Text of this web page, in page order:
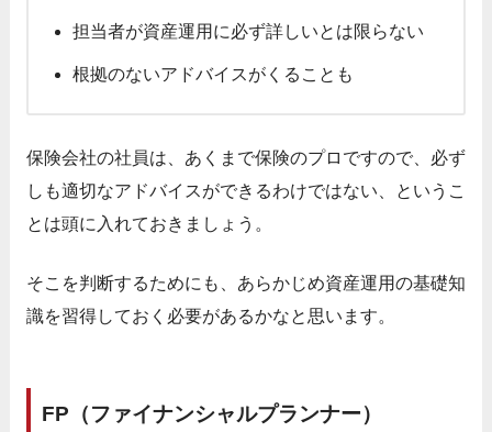
担当者が資産運用に必ず詳しいとは限らない
根拠のないアドバイスがくることも
保険会社の社員は、あくまで保険のプロですので、必ず
しも適切なアドバイスができるわけではない、というこ
とは頭に入れておきましょう。
そこを判断するためにも、あらかじめ資産運用の基礎知
識を習得しておく必要があるかなと思います。
FP（ファイナンシャルプランナー）